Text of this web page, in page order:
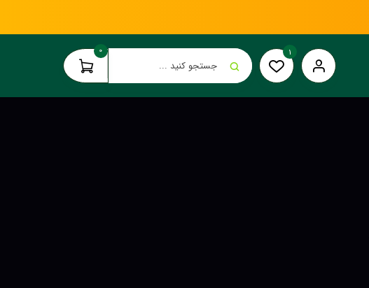
1
جستجو کنید ...
0